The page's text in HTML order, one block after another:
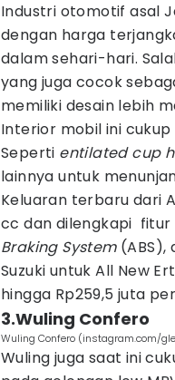
Industri otomotif asal
dengan harga
dalam sehari-hari.
yang juga cocok
memiliki desain lebih
Interior mobil ini
Seperti entilated cup
lainnya untuk
Keluaran terbaru dari
cc dan dilengkapi
Braking System(ABS),
Suzuki untuk All New
hingga Rp259,5 juta
3.Wuling Confero
Wuling Confero (instagram.com/
Wuling juga saat ini